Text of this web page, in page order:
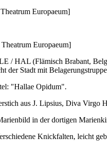
Europaeum]
Europaeum]
/ HAL (Flämisch Brabant,
der Stadt mit
"Hallae Opidum".
aus J. Lipsius, Diva Virgo
in der dortigen
Knickfalten, leicht